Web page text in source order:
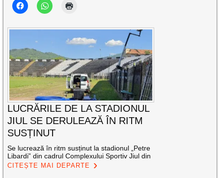
LUCRĂRILE DE LA STADIONUL
JIUL SE DERULEAZĂ ÎN RITM
SUSȚINUT
Se lucrează în ritm susținut la stadionul „Petre
Libardi” din cadrul Complexului Sportiv Jiul din
CITEȘTE MAI DEPARTE